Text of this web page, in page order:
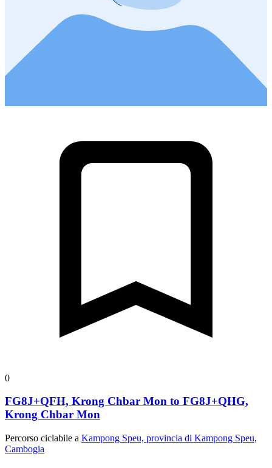
0
FG8J+QFH, Krong Chbar Mon to FG8J+QHG,
Krong Chbar Mon
Percorso ciclabile a Kampong Speu, provincia di Kampong Speu,
Cambogia